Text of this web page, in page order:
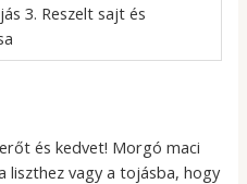
3. Reszelt sajt és
és kedvet! Morgó maci
vagy a tojásba, hogy